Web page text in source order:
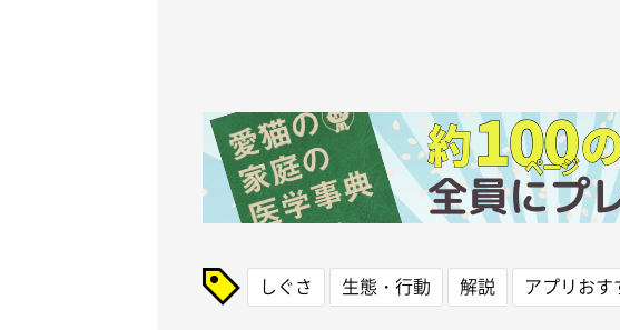
しぐさ 生態・行動 解説 アプリおす